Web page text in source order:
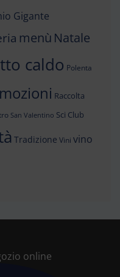
Gigante
menù Natale
caldo Polenta
Raccolta
San Valentino Sci Club
Tradizione Vini vino
online